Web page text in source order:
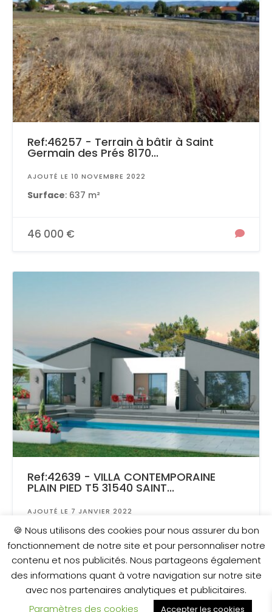
Ref:46257 - Terrain à bâtir à Saint
Germain des Prés 8170...
AJOUTÉ LE 10 NOVEMBRE 2022
Surface: 637 m²
46 000 €
Ref:42639 - VILLA CONTEMPORAINE
PLAIN PIED T5 31540 SAINT...
AJOUTÉ LE 7 JANVIER 2022
Surface: 1 600 m²
229 540 €
🍪 Nous utilisons des cookies pour nous assurer du bon
fonctionnement de notre site et pour personnaliser notre
contenu et nos publicités. Nous partageons également
des informations quant à votre navigation sur notre site
avec nos partenaires analytiques et publicitaires.
Paramètres des cookies
Accepter les cookies